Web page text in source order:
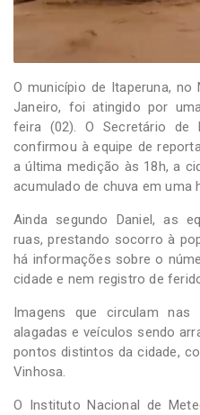
O município de Itaperuna,
Janeiro, foi atingido por
feira (02). O Secretário de
confirmou à equipe de
a última medição às 18h, a
acumulado de chuva em uma
Ainda segundo Daniel, as
ruas, prestando socorro à
há informações sobre o
cidade e nem registro de
Imagens que circulam
alagadas e veículos sendo
pontos distintos da cidade,
Vinhosa.
O Instituto Nacional de